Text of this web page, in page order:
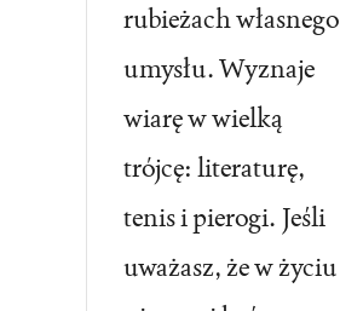
rubieżach własnego
umysłu. Wyznaje
wiarę w wielką
trójcę: literaturę,
tenis i pierogi. Jeśli
uważasz, że w życiu